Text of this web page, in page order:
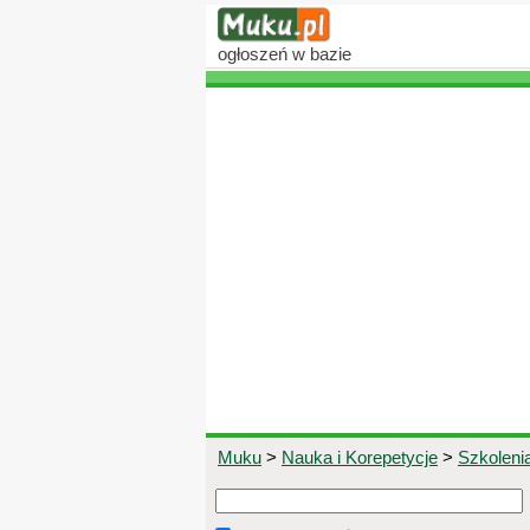
ogłoszeń w bazie
Muku > Nauka i Korepetycje >